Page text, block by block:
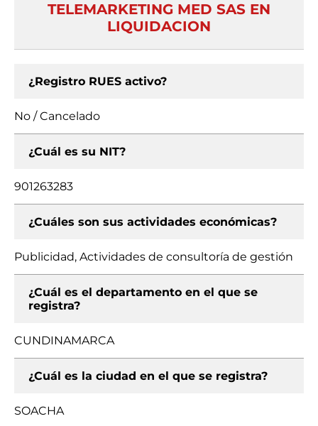
TELEMARKETING MED SAS EN
LIQUIDACION
¿Registro RUES activo?
No / Cancelado
¿Cuál es su NIT?
901263283
¿Cuáles son sus actividades económicas?
Publicidad, Actividades de consultoría de gestión
¿Cuál es el departamento en el que se
registra?
CUNDINAMARCA
¿Cuál es la ciudad en el que se registra?
SOACHA